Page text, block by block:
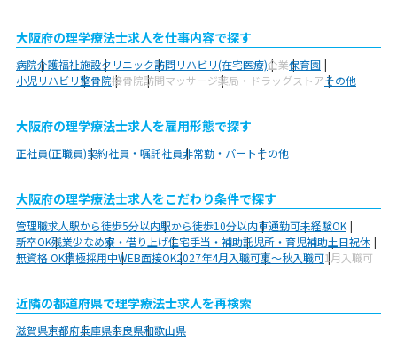
大阪府の理学療法士求人を仕事内容で探す
病院介護福祉施設クリニック訪問リハビリ(在宅医療)企業保育園
小児リハビリ整骨院接骨院訪問マッサージ薬局・ドラッグストアその他
大阪府の理学療法士求人を雇用形態で探す
正社員(正職員)契約社員・嘱託社員非常勤・パートその他
大阪府の理学療法士求人をこだわり条件で探す
管理職求人駅から徒歩5分以内駅から徒歩10分以内車通勤可未経験OK
新卒OK残業少なめ寮・借り上げ住宅手当・補助託児所・育児補助土日祝休
無資格 OK積極採用中WEB面接OK2027年4月入職可夏～秋入職可1月入職可
近隣の都道府県で理学療法士求人を再検索
滋賀県京都府兵庫県奈良県和歌山県